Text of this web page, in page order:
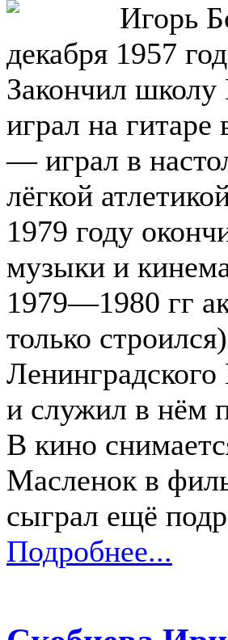
Игорь
декабря 1957
Закончил
играл на
— играл в
лёгкой
1979 году
музыки и
1979—1980 гг
только
Ленинградского
и служил в нём
В кино
Масленок в
сыграл ещё
Подробнее...